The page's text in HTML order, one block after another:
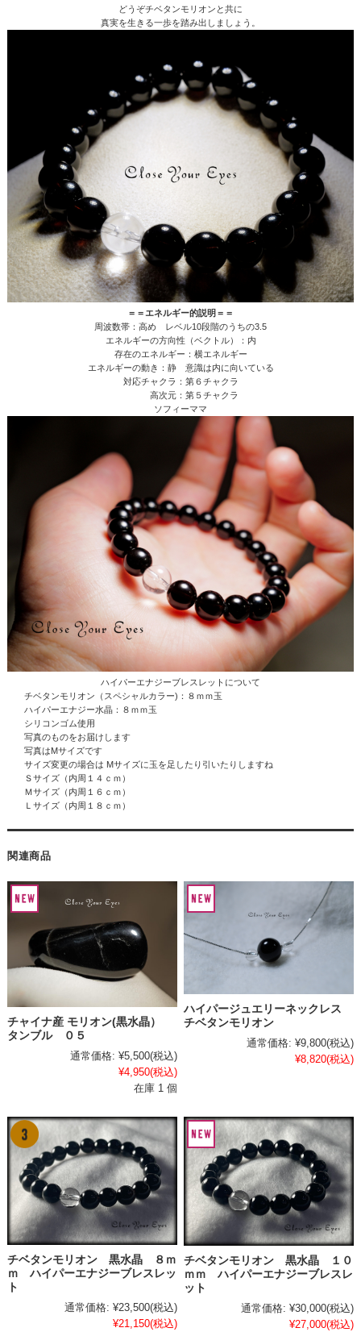
どうぞチベタンモリオンと共に
真実を生きる一歩を踏み出しましょう。
＝＝エネルギー的説明＝＝
周波数帯：高め レベル10段階のうちの3.5
エネルギーの方向性（ベクトル）：内
存在のエネルギー：横エネルギー
エネルギーの動き：静 意識は内に向いている
対応チャクラ：第６チャクラ
高次元：第５チャクラ
ソフィーママ
ハイパーエナジーブレスレットについて
チベタンモリオン（スペシャルカラー)：８ｍｍ玉
ハイパーエナジー水晶 ：８ｍｍ玉
シリコンゴム使用
写真のものをお届けします
写真はMサイズです
サイズ変更の場合は Mサイズに玉を足したり引いたりしますね
Ｓサイズ（内周１４ｃｍ）
Ｍサイズ（内周１６ｃｍ）
Ｌサイズ（内周１８ｃｍ）
関連商品
チャイナ産 モリオン(黒水晶）
タンブル ０５
通常価格: ¥5,500(税込)
¥4,950(税込)
在庫 1 個
ハイパージュエリーネックレス
チベタンモリオン
通常価格: ¥9,800(税込)
¥8,820(税込)
チベタンモリオン 黒水晶 ８ｍ
ｍ ハイパーエナジーブレスレッ
ト
通常価格: ¥23,500(税込)
¥21,150(税込)
チベタンモリオン 黒水晶 １０
ｍｍ ハイパーエナジーブレスレ
ット
通常価格: ¥30,000(税込)
¥27,000(税込)